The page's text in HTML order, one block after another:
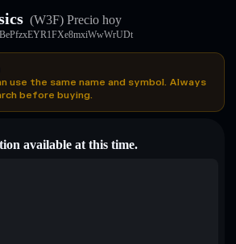
(W3F) Precio hoy
use the same name and symbol. Always
before buying.
available at this time.